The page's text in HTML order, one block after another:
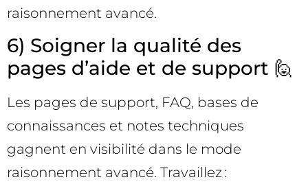
raisonnement avancé.
6) Soigner la qualité des
pages d’aide et de support 🙋
Les pages de support, FAQ, bases de
connaissances et notes techniques
gagnent en visibilité dans le mode
raisonnement avancé. Travaillez :